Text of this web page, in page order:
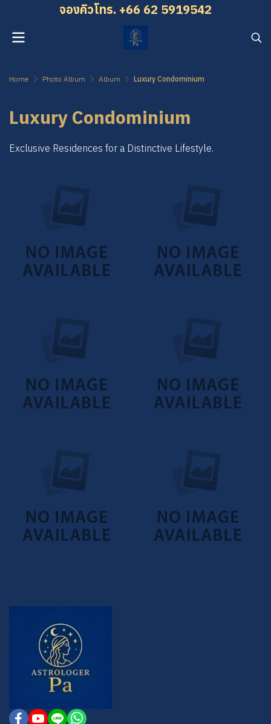
จองคิว โทร. +66 62 5919542
Home Photo Album Album Luxury Condominium
Luxury Condominium
Exclusive Residences for a Distinctive Lifestyle.